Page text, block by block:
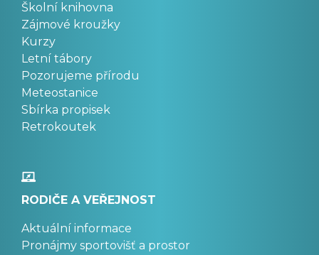
Školní knihovna
Zájmové kroužky
Kurzy
Letní tábory
Pozorujeme přírodu
Meteostanice
Sbírka propisek
Retrokoutek
RODIČE A VEŘEJNOST
Aktuální informace
Pronájmy sportovišť a prostor